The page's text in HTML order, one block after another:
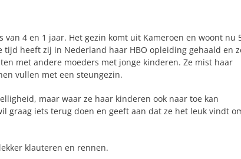
4 en 1 jaar. Het gezin komt uit Kameroen en woont nu
heeft zij in Nederland haar HBO opleiding gehaald en
met andere moeders met jonge kinderen. Ze mist haar
vullen met een steungezin.
maar waar ze haar kinderen ook naar toe kan
graag iets terug doen en geeft aan dat ze het leuk vindt
klauteren en rennen.